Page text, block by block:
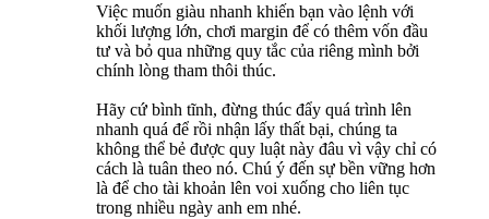
Việc muốn giàu nhanh khiến bạn vào lệnh với
khối lượng lớn, chơi margin để có thêm vốn đầu
tư và bỏ qua những quy tắc của riêng mình bởi
chính lòng tham thôi thúc.
Hãy cứ bình tĩnh, đừng thúc đẩy quá trình lên
nhanh quá để rồi nhận lấy thất bại, chúng ta
không thể bẻ được quy luật này đâu vì vậy chỉ có
cách là tuân theo nó. Chú ý đến sự bền vững hơn
là để cho tài khoản lên voi xuống cho liên tục
trong nhiều ngày anh em nhé.